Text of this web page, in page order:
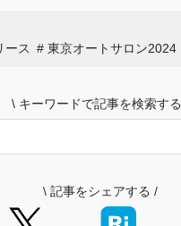
ース
東京オートサロン2024
\ キーワードで記事を検索する
\ 記事をシェアする /